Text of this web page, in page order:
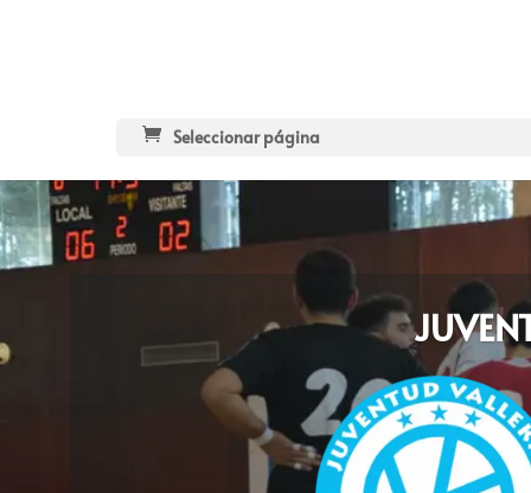
Seleccionar página